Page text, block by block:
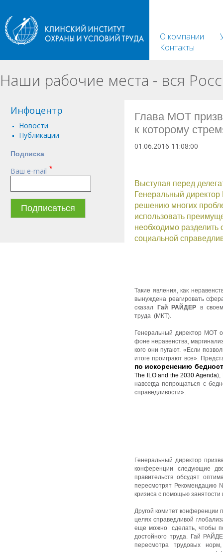
О компании
Контакты
Наши рабочие места - вся
Инфоцентр
Новости
Публикации
Подписка
Ваш e-mail *
Глава МОТ
к которому
01.06.2016 11:08:00
Выступая перед
Генеральный
решению многих
использовать
необходимо
социальной
Такие явления, как
вынуждена реагировать
сказал
Гай РАЙДЕР в
труда (МКТ).
Генеральный директор МОТ
фоне неравенства,
кого они пугают. «Если
итоге проиграют все».
по искоренению
The ILO and the 2030 Agenda),
навсегда попрощаться с
справедливости».
Генеральный директор
конференции следующие
правительств обсудят
пересмотрят Рекомендацию
кризиса с помощью занятости
Другой комитет конференции
целях справедливой
еще можно сделать, чтобы
достойного труда. Гай
пересмотра трудовых